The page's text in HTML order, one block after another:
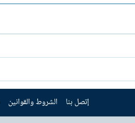
إتصل بنا الشروط والقوانين